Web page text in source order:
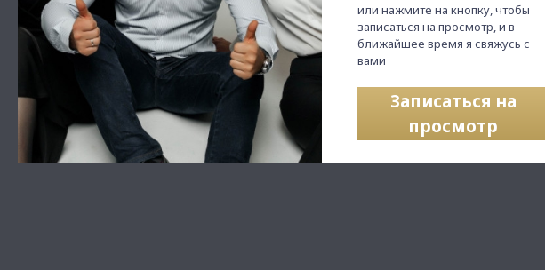
или нажмите на кнопку, чтобы
записаться на просмотр, и в
ближайшее время я свяжусь с
вами
Записаться на
просмотр